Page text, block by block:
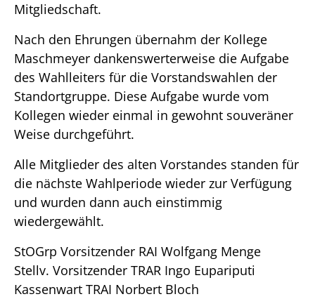
Mitgliedschaft.
Nach den Ehrungen übernahm der Kollege
Maschmeyer dankenswerterweise die Aufgabe
des Wahlleiters für die Vorstandswahlen der
Standortgruppe. Diese Aufgabe wurde vom
Kollegen wieder einmal in gewohnt souveräner
Weise durchgeführt.
Alle Mitglieder des alten Vorstandes standen für
die nächste Wahlperiode wieder zur Verfügung
und wurden dann auch einstimmig
wiedergewählt.
StOGrp Vorsitzender RAI Wolfgang Menge
Stellv. Vorsitzender TRAR Ingo Eupariputi
Kassenwart TRAI Norbert Bloch